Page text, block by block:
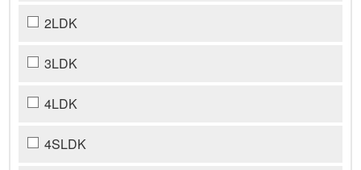
2LDK
3LDK
4LDK
4SLDK